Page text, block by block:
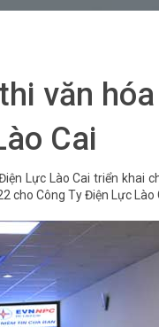
văn
Cai
Lực Lào Cai triển khai
cho Công Ty Điện Lực Lào